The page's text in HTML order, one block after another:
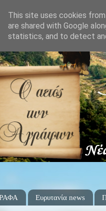
Ευρυτανία news
This site uses cookies
are shared with Google
statistics, and to detect